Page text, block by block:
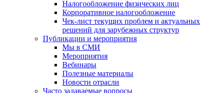
Налогообложение физических лиц
Корпоративное налогообложение
Чек-лист текущих проблем и актуальных
решений для зарубежных структур
Публикации и мероприятия
Мы в СМИ
Мероприятия
Вебинары
Полезные материалы
Новости отрасли
Часто задаваемые вопросы